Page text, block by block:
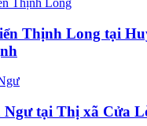
Thịnh Long tại
Ngư tại Thị xã Cửa